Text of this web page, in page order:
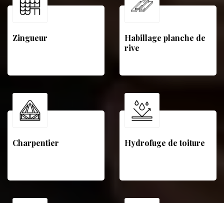
Zingueur
Habillage planche de
rive
Charpentier Hydrofuge de toiture